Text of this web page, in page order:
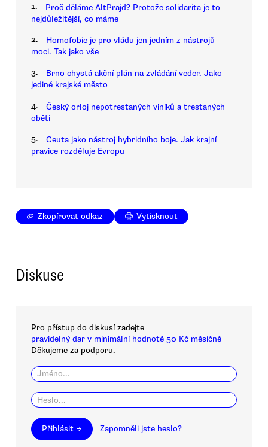
1.
Proč děláme AltPrajd? Protože solidarita je to
nejdůležitější, co máme
2.
Homofobie je pro vládu jen jedním z nástrojů
moci. Tak jako vše
3.
Brno chystá akční plán na zvládání veder. Jako
jediné krajské město
4.
Český orloj nepotrestaných viníků a trestaných
obětí
5.
Ceuta jako nástroj hybridního boje. Jak krajní
pravice rozděluje Evropu
Zkopírovat odkaz Vytisknout
Diskuse
Pro přístup do diskusí zadejte
pravidelný dar v minimální hodnotě 50 Kč měsíčně
Děkujeme za podporu.
Přihlásit → Zapomněli jste heslo?